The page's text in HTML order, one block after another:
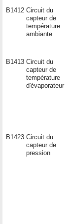
B1412 Circuit du
capteur de
température
ambiante
B1413 Circuit du
capteur de
température
d'évaporateur
B1423 Circuit du
capteur de
pression